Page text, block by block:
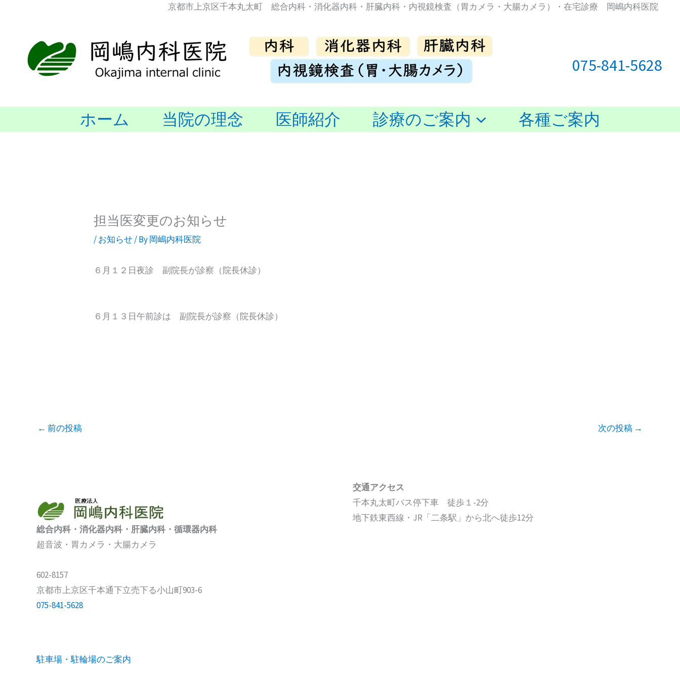
京都市上京区千本丸太町 総合内科・消化器内科・肝臓内科・内視鏡検査（胃カメラ・大腸カメラ）・在宅診療 岡嶋内科医院
075-841-5628
ホーム 当院の理念 医師紹介 診療のご案内 各種ご案内
担当医変更のお知らせ
/お知らせ/ By岡嶋内科医院
６月１２日夜診 副院長が診察（院長休診）
６月１３日午前診は 副院長が診察（院長休診）
← 前の投稿 次の投稿 →
総合内科・消化器内科・肝臓内科・循環器内科
超音波・胃カメラ・大腸カメラ
602-8157
京都市上京区千本通下立売下る小山町903-6
075-841-5628
駐車場・駐輪場のご案内
交通アクセス
千本丸太町バス停下車 徒歩１-2分
地下鉄東西線・JR「二条駅」から北へ徒歩12分